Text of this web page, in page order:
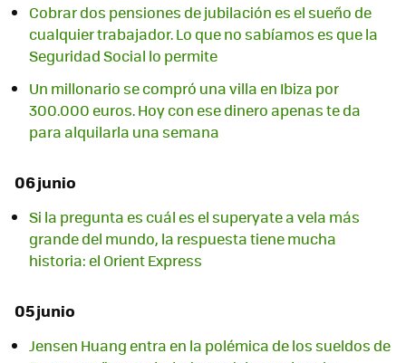
Cobrar dos pensiones de jubilación es el sueño de
cualquier trabajador. Lo que no sabíamos es que la
Seguridad Social lo permite
Un millonario se compró una villa en Ibiza por
300.000 euros. Hoy con ese dinero apenas te da
para alquilarla una semana
06 junio
Si la pregunta es cuál es el superyate a vela más
grande del mundo, la respuesta tiene mucha
historia: el Orient Express
05 junio
Jensen Huang entra en la polémica de los sueldos de